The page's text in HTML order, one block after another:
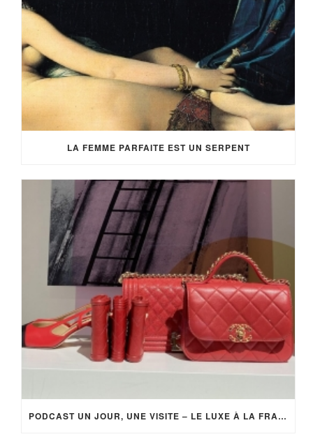
LA FEMME PARFAITE EST UN SERPENT
PODCAST UN JOUR, UNE VISITE – LE LUXE À LA FRANÇAISE (EP 4)